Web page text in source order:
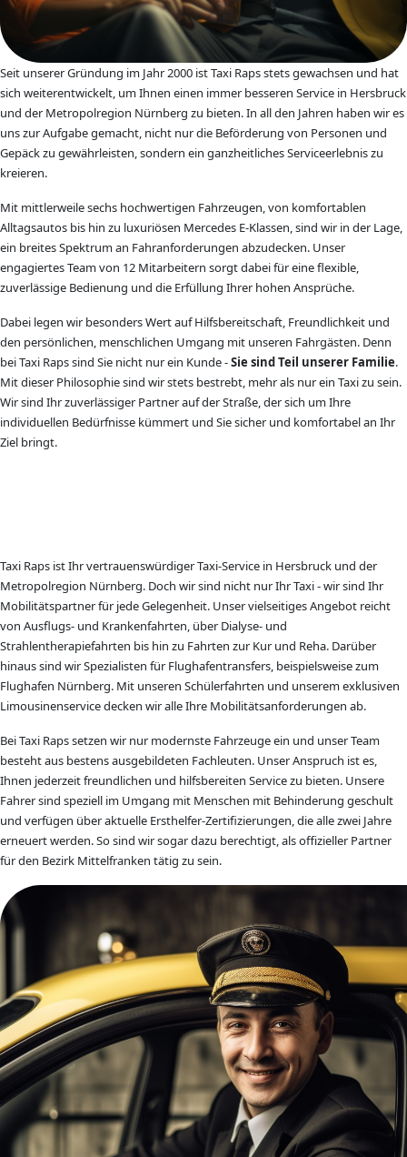
Seit unserer Gründung im Jahr 2000 ist Taxi Raps stets gewachsen und hat
sich weiterentwickelt, um Ihnen einen immer besseren Service in Hersbruck
und der Metropolregion Nürnberg zu bieten. In all den Jahren haben wir es
uns zur Aufgabe gemacht, nicht nur die Beförderung von Personen und
Gepäck zu gewährleisten, sondern ein ganzheitliches Serviceerlebnis zu
kreieren.
Mit mittlerweile sechs hochwertigen Fahrzeugen, von komfortablen
Alltagsautos bis hin zu luxuriösen Mercedes E-Klassen, sind wir in der Lage,
ein breites Spektrum an Fahranforderungen abzudecken. Unser
engagiertes Team von 12 Mitarbeitern sorgt dabei für eine flexible,
zuverlässige Bedienung und die Erfüllung Ihrer hohen Ansprüche.
Dabei legen wir besonders Wert auf Hilfsbereitschaft, Freundlichkeit und
den persönlichen, menschlichen Umgang mit unseren Fahrgästen. Denn
bei Taxi Raps sind Sie nicht nur ein Kunde -Sie sind Teil unserer Familie.
Mit dieser Philosophie sind wir stets bestrebt, mehr als nur ein Taxi zu sein.
Wir sind Ihr zuverlässiger Partner auf der Straße, der sich um Ihre
individuellen Bedürfnisse kümmert und Sie sicher und komfortabel an Ihr
Ziel bringt.
Taxi Raps ist Ihr vertrauenswürdiger Taxi-Service in Hersbruck und der
Metropolregion Nürnberg. Doch wir sind nicht nur Ihr Taxi - wir sind Ihr
Mobilitätspartner für jede Gelegenheit. Unser vielseitiges Angebot reicht
von Ausflugs- und Krankenfahrten, über Dialyse- und
Strahlentherapiefahrten bis hin zu Fahrten zur Kur und Reha. Darüber
hinaus sind wir Spezialisten für Flughafentransfers, beispielsweise zum
Flughafen Nürnberg. Mit unseren Schülerfahrten und unserem exklusiven
Limousinenservice decken wir alle Ihre Mobilitätsanforderungen ab.
Bei Taxi Raps setzen wir nur modernste Fahrzeuge ein und unser Team
besteht aus bestens ausgebildeten Fachleuten. Unser Anspruch ist es,
Ihnen jederzeit freundlichen und hilfsbereiten Service zu bieten. Unsere
Fahrer sind speziell im Umgang mit Menschen mit Behinderung geschult
und verfügen über aktuelle Ersthelfer-Zertifizierungen, die alle zwei Jahre
erneuert werden. So sind wir sogar dazu berechtigt, als offizieller Partner
für den Bezirk Mittelfranken tätig zu sein.